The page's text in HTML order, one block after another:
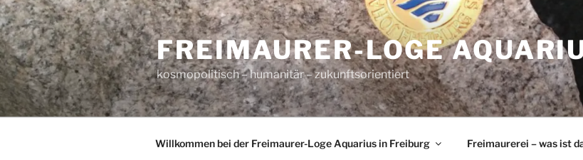
Zum
Inhalt
springen
FREIMAURER-LOGE
kosmopolitisch – humanitär – zukunftsorientiert
Willkommen bei der Freimaurer-Loge Aquarius in Freiburg Freimaurerei – was ist